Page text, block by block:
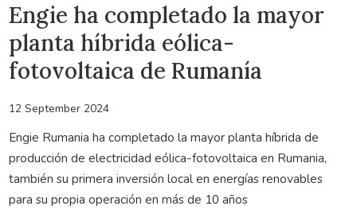
Engie ha completado la mayor
planta híbrida eólica-
fotovoltaica de Rumanía
12 September 2024
Engie Rumania ha completado la mayor planta híbrida de
producción de electricidad eólica-fotovoltaica en Rumania,
también su primera inversión local en energías renovables
para su propia operación en más de 10 años